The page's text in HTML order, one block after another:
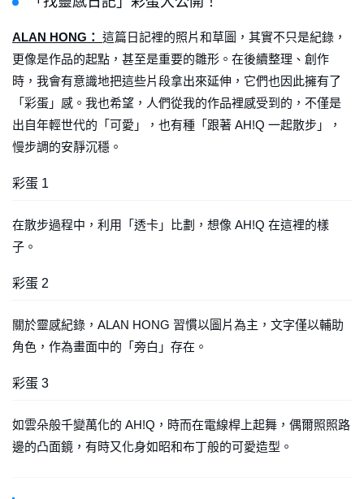
ALAN HONG： 這篇日記裡的照片和草圖，其實不只是紀錄，
更像是作品的起點，甚至是重要的雛形。在後續整理、創作
時，我會有意識地把這些片段拿出來延伸，它們也因此擁有了
「彩蛋」感。我也希望，人們從我的作品裡感受到的，不僅是
出自年輕世代的「可愛」，也有種「跟著 AH!Q 一起散步」，
慢步調的安靜沉穩。
彩蛋 1
在散步過程中，利用「透卡」比劃，想像 AH!Q 在這裡的樣
子。
彩蛋 2
關於靈感紀錄，ALAN HONG 習慣以圖片為主，文字僅以輔助
角色，作為畫面中的「旁白」存在。
彩蛋 3
如雲朵般千變萬化的 AH!Q，時而在電線桿上起舞，偶爾照照路
邊的凸面鏡，有時又化身如昭和布丁般的可愛造型。